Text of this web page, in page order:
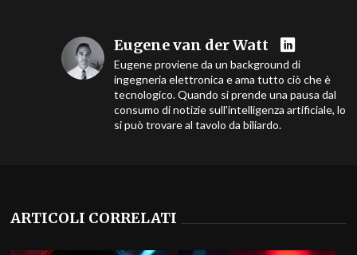
Eugene van der Watt
Eugene proviene da un background di
ingegneria elettronica e ama tutto ciò che è
tecnologico. Quando si prende una pausa dal
consumo di notizie sull'intelligenza artificiale, lo
si può trovare al tavolo da biliardo.
ARTICOLI CORRELATI